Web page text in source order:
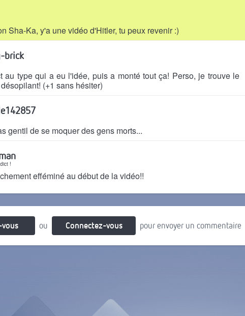
Sha-Ka, y'a une vidéo d'Hitler, tu peux revenir :)
brick
au type qui a eu l'idée, puis a monté tout ça! Perso, je trouve le
(+1 sans hésiter)
gentil de se moquer des gens morts...
!
efféminé au début de la vidéo!!
ou Connectez-vous pour envoyer un commentaire